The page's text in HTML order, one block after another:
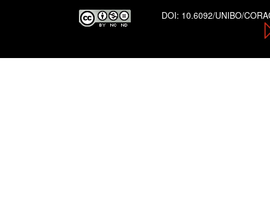
DOI: 10.6092/UNIBO/